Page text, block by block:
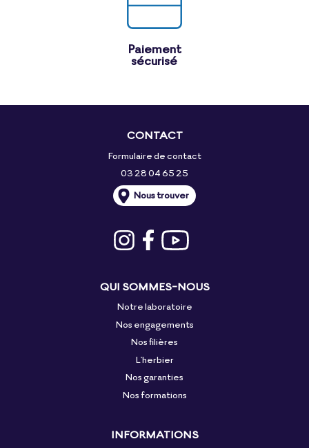
Paiement
sécurisé
CONTACT
Formulaire de contact
03 28 04 65 25
Nous trouver
QUI SOMMES-NOUS
Notre laboratoire
Nos engagements
Nos filières
L'herbier
Nos garanties
Nos formations
INFORMATIONS